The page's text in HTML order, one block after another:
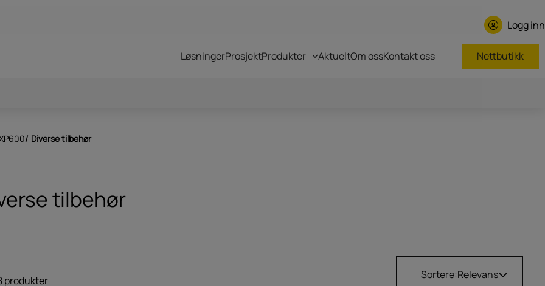
Logg inn
LøsningerProsjektProdukter
Sordin Supreme – T2
AktueltOm ossKontakt oss Nettbutikk
/ Diverse tilbehør
tilbehør
Sortere:Relevans
produkter